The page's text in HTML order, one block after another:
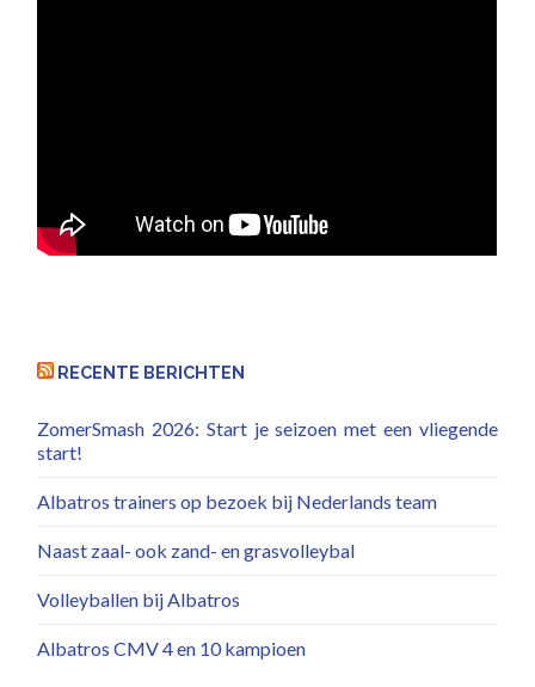
RECENTE BERICHTEN
ZomerSmash 2026: Start je seizoen met een vliegende
start!
Albatros trainers op bezoek bij Nederlands team
Naast zaal- ook zand- en grasvolleybal
Volleyballen bij Albatros
Albatros CMV 4 en 10 kampioen